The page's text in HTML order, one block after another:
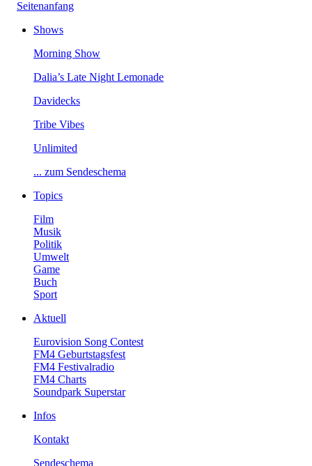
Seitenanfang
Shows
MorningShow
Dalia’sLateNightLemonade
Davidecks
TribeVibes
Unlimited
...zumSendeschema
Topics
Film
Musik
Politik
Umwelt
Game
Buch
Sport
Aktuell
EurovisionSongContest
FM4Geburtstagsfest
FM4Festivalradio
FM4Charts
SoundparkSuperstar
Infos
Kontakt
Sendeschema